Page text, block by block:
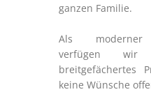
ganzen Familie.
Als moderner
verfügen
breitgefächertes
keine Wünsche